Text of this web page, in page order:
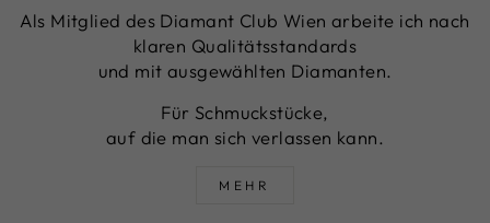
Als Mitglied des Diamant Club Wien arbeite ich nach
klaren Qualitätsstandards
und mit ausgewählten Diamanten.
Für Schmuckstücke,
auf die man sich verlassen kann.
MEHR